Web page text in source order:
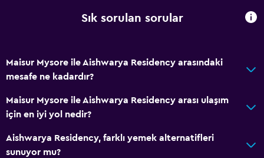
24 saat resepsiyon
Emanet kasası
Yapılacaklar
Hayvanat Bahçesi
Sık sorulan sorular
Maisur Mysore ile Aishwarya Residency arasındaki
mesafe ne kadardır?
Maisur Mysore ile Aishwarya Residency arası ulaşım
için en iyi yol nedir?
Aishwarya Residency, farklı yemek alternatifleri
sunuyor mu?